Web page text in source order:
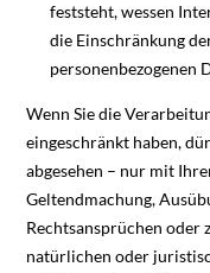
feststeht, wessen
die Einschränkung
personenbezogenen
Wenn Sie die
eingeschränkt haben,
abgesehen – nur mit
Geltendmachung,
Rechtsansprüchen oder
natürlichen oder